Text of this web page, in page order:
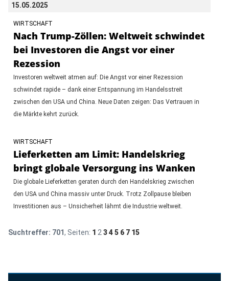
15.05.2025
WIRTSCHAFT
Nach Trump-Zöllen: Weltweit schwindet
bei Investoren die Angst vor einer
Rezession
Investoren weltweit atmen auf: Die Angst vor einer Rezession
schwindet rapide – dank einer Entspannung im Handelsstreit
zwischen den USA und China. Neue Daten zeigen: Das Vertrauen in
die Märkte kehrt zurück.
WIRTSCHAFT
Lieferketten am Limit: Handelskrieg
bringt globale Versorgung ins Wanken
Die globale Lieferketten geraten durch den Handelskrieg zwischen
den USA und China massiv unter Druck. Trotz Zollpause bleiben
Investitionen aus – Unsicherheit lähmt die Industrie weltweit.
Suchtreffer: 701, Seiten: 1 2 3 4 5 6 7 15